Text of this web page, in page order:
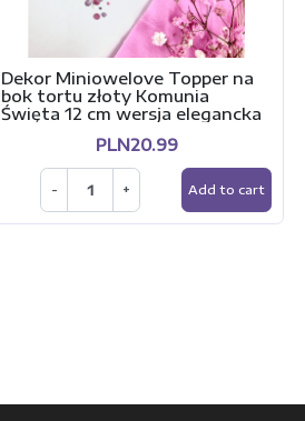
Dekor Miniowelove Topper na
bok tortu złoty Komunia
Święta 12 cm wersja elegancka
PLN20.99
- + Add to cart